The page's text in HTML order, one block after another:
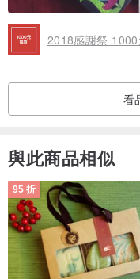
2018感謝祭
看
與此商品相似
95 折